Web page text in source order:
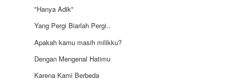
"Hanya Adik"
Yang Pergi Biarlah Pergi..
Apakah kamu masih milikku?
Dengan Mengenal Hatimu
Karena Kami Berbeda